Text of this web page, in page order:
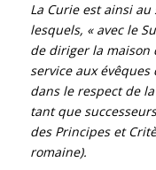
La Curie est ainsi
lesquels, « avec le
de diriger la maison
service auxévêques
dans le respect de
tant que
des Principes et
romaine).